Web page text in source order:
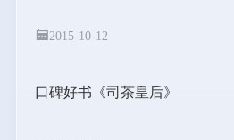
2015-10-12
口碑好书《司茶皇后》